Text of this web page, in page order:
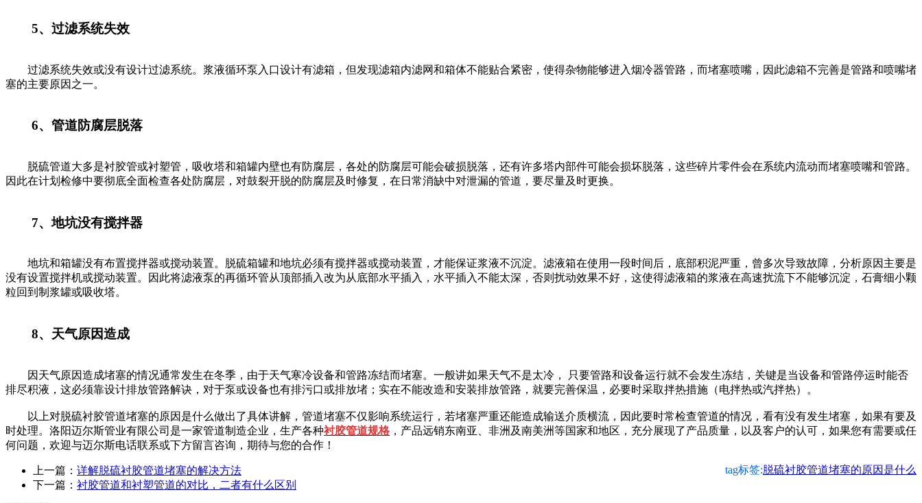
5、过滤系统失效
过滤系统失效或没有设计过滤系统。浆液循环泵入口设计有滤箱，但发现滤箱内滤网和箱体不能贴合紧密，使得杂物能够进入烟冷器管路，而堵塞喷嘴，因此滤箱不完善是管路和喷嘴堵
塞的主要原因之一。
6、管道防腐层脱落
脱硫管道大多是衬胶管或衬塑管，吸收塔和箱罐内壁也有防腐层，各处的防腐层可能会破损脱落，还有许多塔内部件可能会损坏脱落，这些碎片零件会在系统内流动而堵塞喷嘴和管路。
因此在计划检修中要彻底全面检查各处防腐层，对鼓裂开脱的防腐层及时修复，在日常消缺中对泄漏的管道，要尽量及时更换。
7、地坑没有搅拌器
地坑和箱罐没有布置搅拌器或搅动装置。脱硫箱罐和地坑必须有搅拌器或搅动装置，才能保证浆液不沉淀。滤液箱在使用一段时间后，底部积泥严重，曾多次导致故障，分析原因主要是
没有设置搅拌机或搅动装置。因此将滤液泵的再循环管从顶部插入改为从底部水平插入，水平插入不能太深，否则扰动效果不好，这使得滤液箱的浆液在高速扰流下不能够沉淀，石膏细小颗
粒回到制浆罐或吸收塔。
8、天气原因造成
因天气原因造成堵塞的情况通常发生在冬季，由于天气寒冷设备和管路冻结而堵塞。一般讲如果天气不是太冷， 只要管路和设备运行就不会发生冻结，关键是当设备和管路停运时能否
排尽积液，这必须靠设计排放管路解诀，对于泵或设备也有排污口或排放堵；实在不能改造和安装排放管路，就要完善保温，必要时采取拌热措施（电拌热或汽拌热）。
以上对脱硫衬胶管道堵塞的原因是什么做出了具体讲解，管道堵塞不仅影响系统运行，若堵塞严重还能造成输送介质横流，因此要时常检查管道的情况，看有没有发生堵塞，如果有要及
时处理。洛阳迈尔斯管业有限公司是一家管道制造企业，生产各种衬胶管道规格 ，产品远销东南亚、非洲及南美洲等国家和地区，充分展现了产品质量，以及客户的认可，如果您有需要或任
何问题，欢迎与迈尔斯电话联系或下方留言咨询，期待与您的合作！
tag标签:脱硫衬胶管道堵塞的原因是什么
上一篇： 详解脱硫衬胶管道堵塞的解决方法
下一篇： 衬胶管道和衬塑管道的对比，二者有什么区别